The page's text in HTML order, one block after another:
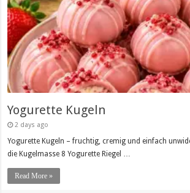
Yogurette Kugeln
2 days ago
Yogurette Kugeln – fruchtig, cremig und einfach
die Kugelmasse 8 Yogurette Riegel …
Read More »